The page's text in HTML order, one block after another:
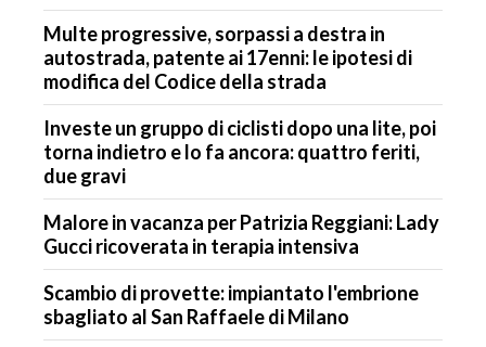
Multe progressive, sorpassi a destra in
autostrada, patente ai 17enni: le ipotesi di
modifica del Codice della strada
Investe un gruppo di ciclisti dopo una lite, poi
torna indietro e lo fa ancora: quattro feriti,
due gravi
Malore in vacanza per Patrizia Reggiani: Lady
Gucci ricoverata in terapia intensiva
Scambio di provette: impiantato l'embrione
sbagliato al San Raffaele di Milano